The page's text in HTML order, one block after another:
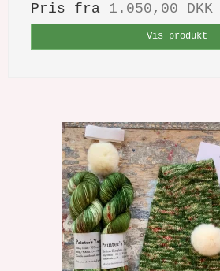
Pris fra 1.050,00 DKK
Vis produkt